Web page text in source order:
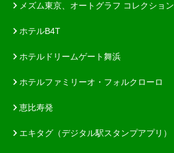
メズム東京、オートグラフ コレクション
ホテルB4T
ホテルドリームゲート舞浜
ホテルファミリーオ・フォルクローロ
恵比寿発
エキタグ（デジタル駅スタンプアプリ）